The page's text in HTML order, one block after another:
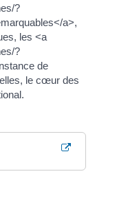
?
a>,
les <a
?
de
le cœur des